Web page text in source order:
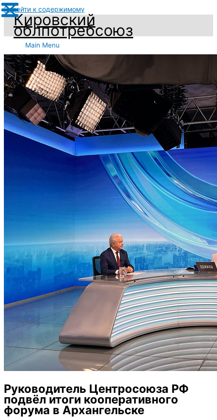
Перейти к содержимому
Кировский
облпотребсоюз
Main Menu
Руководитель Центросоюза РФ
подвёл итоги кооперативного
форума в Архангельске